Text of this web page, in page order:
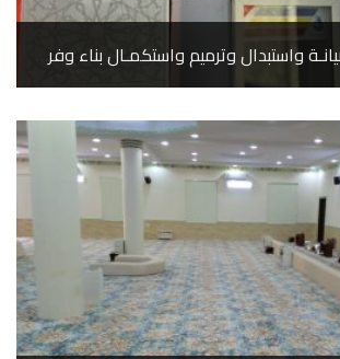
مشروع إحسان صيانـة واستبدال وترميم واستكمـال بناء وفرش المساجد المسندة